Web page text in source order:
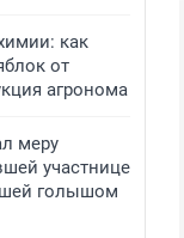
как
от
агронома
меру
участнице
голышом